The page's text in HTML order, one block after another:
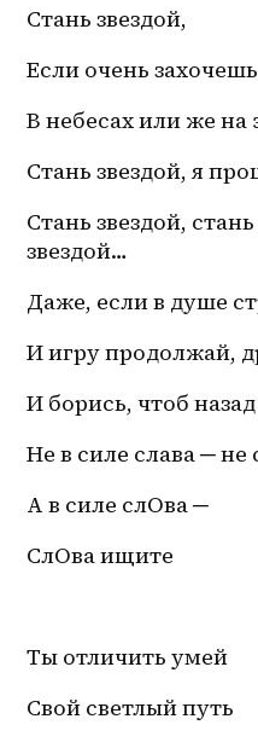
Стань звездой,
Если очень
В небесах или же на
Стань звездой, я
Стань звездой,
звездой…
Даже, если в душе
И игру продолжай,
И борись, чтоб
Не в силе слава ─ не
А в силе слОва ─
СлОва ищите
Ты отличить умей
Свой светлый путь